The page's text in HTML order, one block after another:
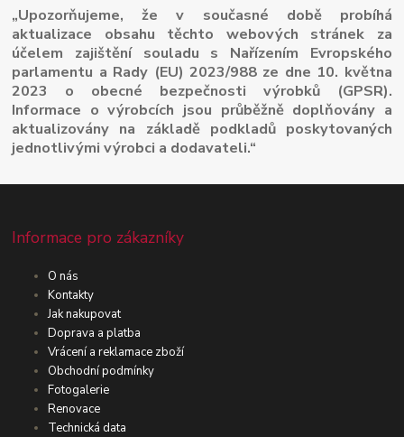
„Upozorňujeme, že v současné době probíhá
aktualizace obsahu těchto webových stránek za
účelem zajištění souladu s Nařízením Evropského
parlamentu a Rady (EU) 2023/988 ze dne 10. května
2023 o obecné bezpečnosti výrobků (GPSR).
Informace o výrobcích jsou průběžně doplňovány a
aktualizovány na základě podkladů poskytovaných
jednotlivými výrobci a dodavateli.“
Informace pro zákazníky
O nás
Kontakty
Jak nakupovat
Doprava a platba
Vrácení a reklamace zboží
Obchodní podmínky
Fotogalerie
Renovace
Technická data